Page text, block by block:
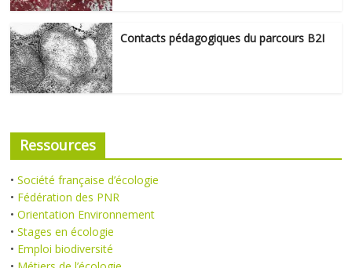
Contacts pédagogiques du parcours B2I
Ressources
•Société française d’écologie
• Fédération des PNR
•Orientation Environnement
•Stages en écologie
• Emploi biodiversité